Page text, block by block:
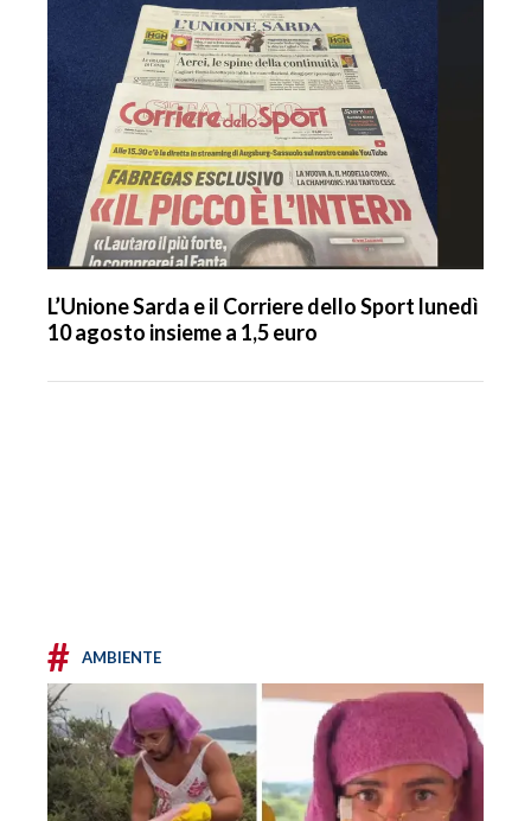
L’Unione Sarda e il Corriere dello Sport lunedì
10 agosto insieme a 1,5 euro
# AMBIENTE